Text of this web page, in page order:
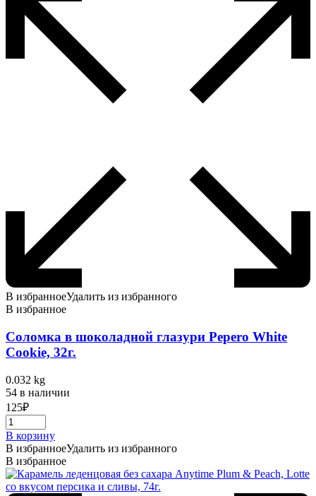
В избранноеУдалить из избранного
В избранное
Соломка в шоколадной глазури Pepero White
Cookie, 32г.
0.032 kg
54 в наличии
125₽
В корзину
В избранноеУдалить из избранного
В избранное